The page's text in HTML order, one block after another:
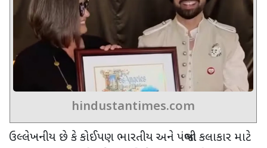
hindustantimes.com
ઉલ્લેખનીય છે કે કોઈપણ ભારતીય અને પંજાબી કલાકાર માટે